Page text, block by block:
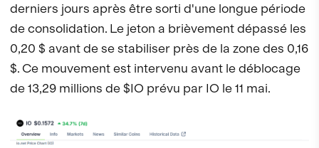
derniers jours après être sorti d'une longue période
de consolidation. Le jeton a brièvement dépassé les
0,20 $ avant de se stabiliser près de la zone des 0,16
$. Ce mouvement est intervenu avant le déblocage
de 13,29 millions de $IO prévu par IO le 11 mai.